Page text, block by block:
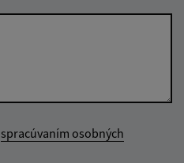
spracúvaním osobných